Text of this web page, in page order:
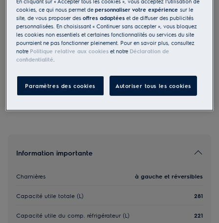
0 (0)
EU Fiche produit
PVR incl. IVA en CHF (excl. CAR)
Information importante
Charnières à gauche et réversibles
Capacité utile totale (L) 281
Capacité utile du comp. réfrigérateur (L) 221
cookies, ce qui nous permet depersonnaliser votre expériencesur le
site, de vous proposer desoffres adaptées et de diffuser des publicités
personnalisées. En choisissant « Continuer sans accepter », vous bloquez
les cookies non essentiels et certaines fonctionnalités ou services du site
pourraient ne pas fonctionner pleinement. Pour en savoir plus, consultez
notre Politique relative aux cookies et notre Déclaration de
confidentialité.
Paramètres des cookies Autoriser tous les cookies